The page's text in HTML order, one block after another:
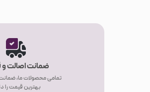
ضمانت اصالت
تمامی محصولات ما،
بهترین قیمت را